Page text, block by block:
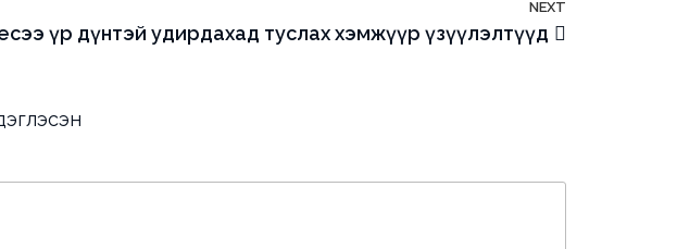
NEXT
үр дүнтэй удирдахад туслах хэмжүүр үзүүлэлтүүд